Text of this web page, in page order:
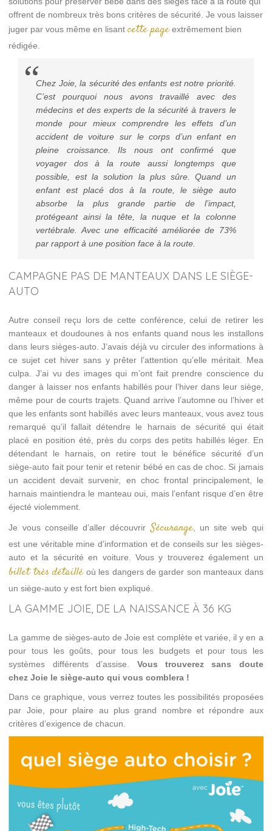
offrent de nombreux très bons critères de sécurité. Je vous laisser
juger par vous même en lisantcette pageextrêmement bien
rédigée.
Chez Joie, la sécurité des enfants est notre priorité.
C’est pourquoi nous avons travaillé avec des
médecins et des experts de la sécurité à travers le
monde pour mieux comprendre les effets d’un
accident de voiture sur le corps d’un enfant en
pleine croissance. Ils nous ont confirmé que
voyager dos à la route aussi longtemps que
possible, est la solution la plus sûre. Quand un
enfant est placé dos à la route, le siège auto
absorbe la plus grande partie de l’impact,
protégeant ainsi la tête, la nuque et la colonne
vertébrale. Avec une efficacité améliorée de 73%
par rapport à une position face à la route.
CAMPAGNE PAS DE MANTEAUX DANS LE SIÈGE-
AUTO
Autre conseil reçu lors de cette conférence, celui de retirer les
manteaux et doudounes à nos enfants quand nous les installons
dans leurs sièges-auto. J’avais déjà vu circuler des informations à
ce sujet cet hiver sans y prêter l’attention qu’elle méritait. Mea
culpa. J’ai vu des images qui m’ont fait prendre conscience du
danger à laisser nos enfants habillés pour l’hiver dans leur siège,
même pour de courts trajets. Quand arrive l’automne ou l’hiver et
que les enfants sont habillés avec leurs manteaux, vous avez tous
remarqué qu’il fallait détendre le harnais de sécurité qui était
placé en position été, près du corps des petits habillés léger. En
détendant le harnais, on retire tout le bénéfice sécurité d’un
siège-auto fait pour tenir et retenir bébé en cas de choc. Si jamais
un accident devait survenir, en choc frontal principalement, le
harnais maintiendra le manteau oui, mais l’enfant risque d’en être
éjecté violemment.
Je vous conseille d’aller découvrirSécurange, un site web qui
est une véritable mine d’information et de conseils sur les sièges-
auto et la sécurité en voiture. Vous y trouverez également un
billet très détailléoù les dangers de garder son manteaux dans
un siège-auto y est fort bien expliqué.
LA GAMME JOIE, DE LA NAISSANCE À 36 KG
La gamme de sièges-auto de Joie est complète et variée, il y en a
pour tous les goûts, pour tous les budgets et pour tous les
systèmes différents d’assise. Vous trouverez sans doute
chez Joie le siège-auto qui vous comblera !
Dans ce graphique, vous verrez toutes les possibilités proposées
par Joie, pour plaire au plus grand nombre et répondre aux
critères d’exigence de chacun.